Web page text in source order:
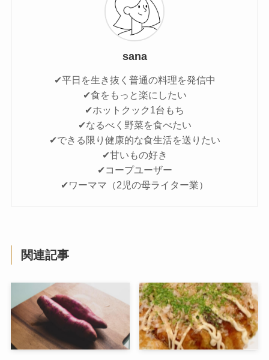
sana
✔平日を生き抜く普通の料理を発信中
✔食をもっと楽にしたい
✔ホットクック1台もち
✔なるべく野菜を食べたい
✔できる限り健康的な食生活を送りたい
✔甘いもの好き
✔コープユーザー
✔ワーママ（2児の母ライター業）
関連記事